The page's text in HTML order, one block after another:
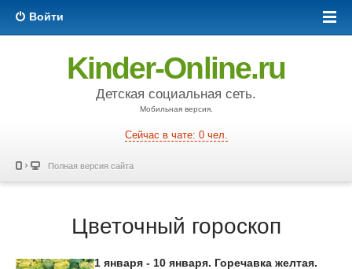
Войти
Kinder-Online.ru
Детская социальная сеть.
Мобильная версия.
Сейчас в чате: 0 чел.
Полная версия сайта
Цветочный гороскоп
1 января - 10 января. Горечавка желтая.